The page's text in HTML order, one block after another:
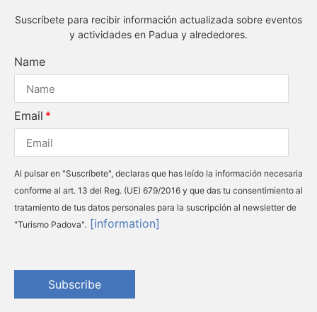
Suscríbete para recibir información actualizada sobre eventos
y actividades en Padua y alrededores.
Name
Email
Al pulsar en "Suscríbete", declaras que has leído la información necesaria
conforme al art. 13 del Reg. (UE) 679/2016 y que das tu consentimiento al
tratamiento de tus datos personales para la suscripción al newsletter de
"Turismo Padova". [information]
Subscribe